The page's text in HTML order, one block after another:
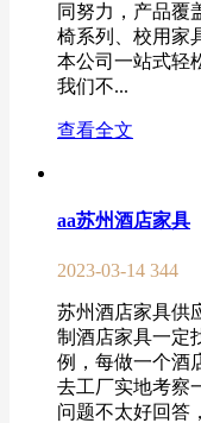
同努力，产品覆
椅系列、校用家
本公司一站式轻
我们不...
查看全文
aa苏州酒店家具
2023-03-14 344
苏州酒店家具供
制酒店家具一定
例，每做一个酒
去工厂实地考察
问题不太好回答